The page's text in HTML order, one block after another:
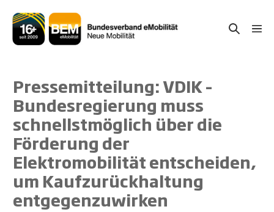
Inhalt
springen
Suche-
Pressemitteilung: VDIK –
Bundesregierung muss
schnellstmöglich über die
Förderung der
Elektromobilität entscheiden,
um Kaufzurückhaltung
entgegenzuwirken